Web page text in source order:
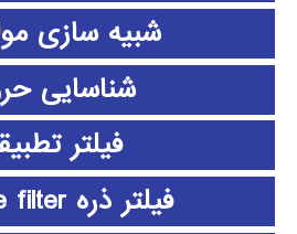
شبیه سازی
شناسایی
فیلتر
فیلتر ذره particle filter